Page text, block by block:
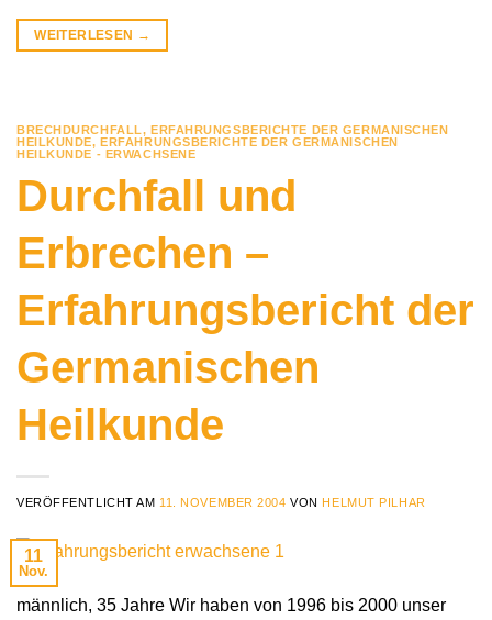
WEITERLESEN →
BRECHDURCHFALL, ERFAHRUNGSBERICHTE DER GERMANISCHEN
HEILKUNDE, ERFAHRUNGSBERICHTE DER GERMANISCHEN
HEILKUNDE - ERWACHSENE
Durchfall und
Erbrechen –
Erfahrungsbericht der
Germanischen
Heilkunde
VERÖFFENTLICHT AM 11. NOVEMBER 2004 VON HELMUT PILHAR
11
Nov.
männlich, 35 Jahre Wir haben von 1996 bis 2000 unser